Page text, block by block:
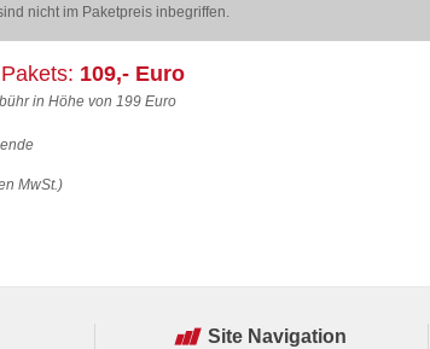
nicht im Paketpreis inbegriffen.
109,- Euro
in Höhe von 199 Euro
MwSt.)
Site Navigation